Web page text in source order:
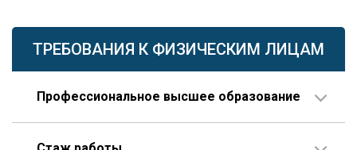
ТРЕБОВАНИЯ К ФИЗИЧЕСКИМ ЛИЦАМ
Профессиональное высшее образование